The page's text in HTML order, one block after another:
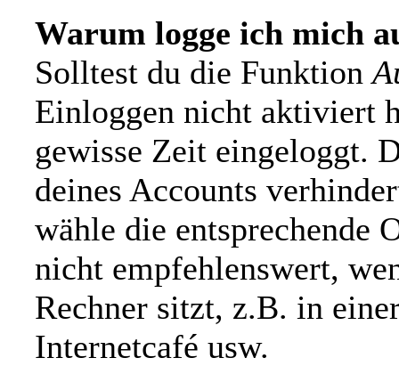
Warum logge ich mich
Solltest du die Funktion
Einloggen nicht aktiviert
gewisse Zeit eingeloggt.
deines Accounts
wähle die entsprechende
nicht empfehlenswert,
Rechner sitzt, z.B. in
Internetcafé usw.